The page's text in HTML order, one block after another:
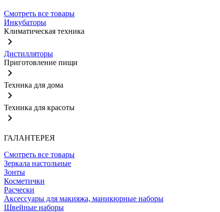
Смотреть все товары
Инкубаторы
Климатическая техника
Дистилляторы
Приготовление пищи
Техника для дома
Техника для красоты
ГАЛАНТЕРЕЯ
Смотреть все товары
Зеркала настольные
Зонты
Косметички
Расчески
Аксессуары для макияжа, маникюрные наборы
Швейные наборы